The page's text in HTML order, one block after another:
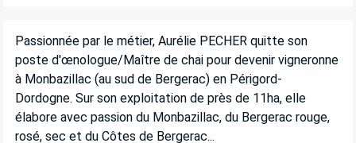
DESCRIPTION
Passionnée par le métier, Aurélie PECHER quitte son
poste d'œnologue/Maître de chai pour devenir vigneronne
à Monbazillac (au sud de Bergerac) en Périgord-
Dordogne. Sur son exploitation de près de 11ha, elle
élabore avec passion du Monbazillac, du Bergerac rouge,
rosé, sec et du Côtes de Bergerac...